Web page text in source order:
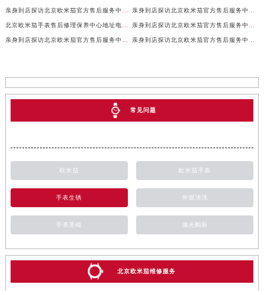
常见问题
欧米茄 欧米茄手表
手表生锈 外观清洗
手表受磁 抛光翻新
北京欧米茄维修服务